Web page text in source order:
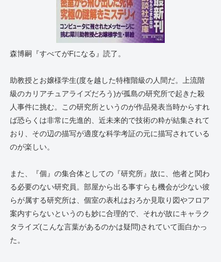
森博嗣『すべてがFになる』読了。
助教授とお嬢様学生(度を越した特権階級の人間だ。上流階
級のカリアチュアライズだろう)が孤島の研究所で起きた殺
人事件に挑む。この研究所というのが作品発表当時からすれ
ば恐らくは非常に先進的、近未来的で技術の粋が結集されて
おり、その辺の描写が適度な科学考証の元に描写されている
のが楽しい。
また、『個』の集合体としての『研究所』故に、他者と関わ
る必要のない研究員。部屋から出る事すらも機会が少ない彼
らが属する研究所は、個室の表札はおろか見取り図やフロア
案内すらないというのも妙に合理的で、それが故にキャラク
タライズ(こんな言葉があるのかは疑問)されていて面白かっ
た。